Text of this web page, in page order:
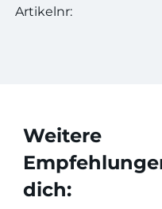
Artikelnr:
Weitere
dich: